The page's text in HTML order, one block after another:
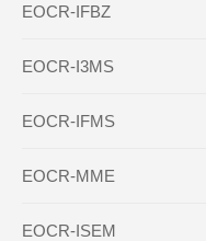
EOCR-IFBZ
EOCR-I3MS
EOCR-IFMS
EOCR-MME
EOCR-ISEM